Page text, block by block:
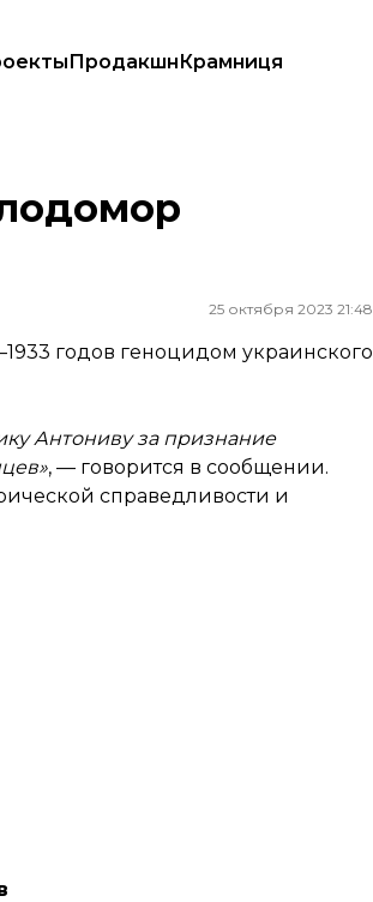
ПродакшнКрамниця
25 октября 2023 21:48
годов геноцидом украинского
Антониву за признание
, — говорится в сообщении.
справедливости и